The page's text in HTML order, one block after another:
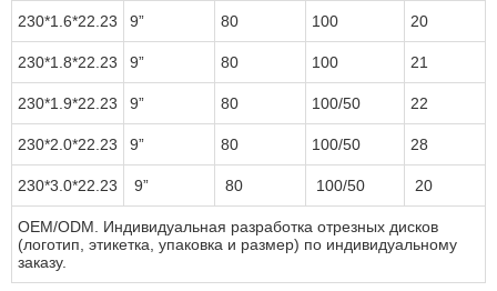
230*1.6*22.23 9” 80 100 20
230*1.8*22.23 9” 80 100 21
230*1.9*22.23 9” 80 100/50 22
230*2.0*22.23 9” 80 100/50 28
230*3.0*22.23 9” 80 100/50 20
OEM/ODM. Индивидуальная разработка отрезных дисков
(логотип, этикетка, упаковка и размер) по индивидуальному
заказу.